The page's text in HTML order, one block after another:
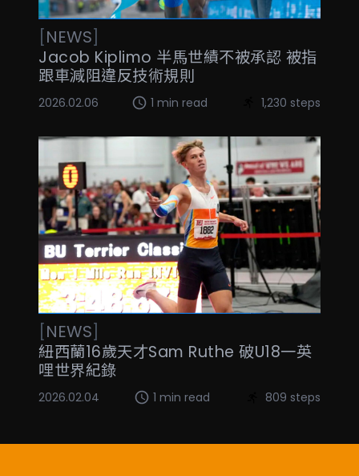
[NEWS]
Jacob Kiplimo 半馬世績不被承認 被指
跟車減阻違反技術規則
2026.02.06 1 min read 1,230 steps
[NEWS]
紐西蘭16歲天才Sam Ruthe 破U18一英
哩世界紀錄
2026.02.04 1 min read 809 steps